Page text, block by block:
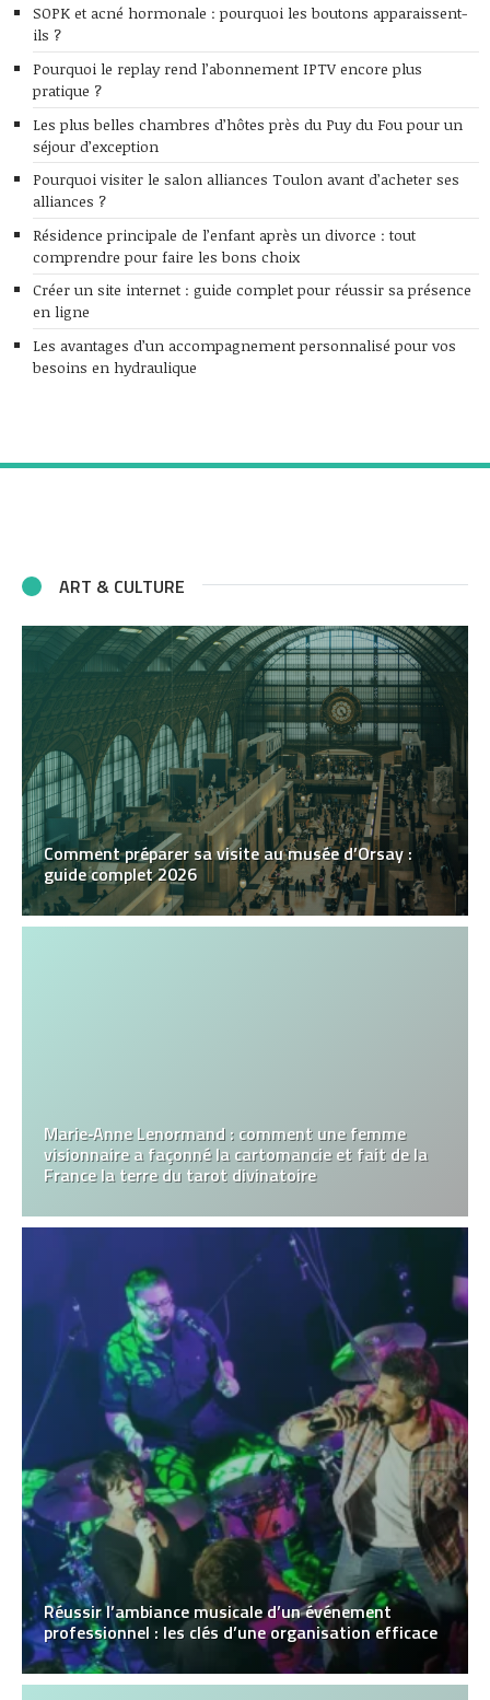
SOPK et acné hormonale : pourquoi les boutons apparaissent-
ils ?
Pourquoi le replay rend l’abonnement IPTV encore plus
pratique ?
Les plus belles chambres d’hôtes près du Puy du Fou pour un
séjour d’exception
Pourquoi visiter le salon alliances Toulon avant d’acheter ses
alliances ?
Résidence principale de l’enfant après un divorce : tout
comprendre pour faire les bons choix
Créer un site internet : guide complet pour réussir sa présence
en ligne
Les avantages d’un accompagnement personnalisé pour vos
besoins en hydraulique
ART & CULTURE
Comment préparer sa visite au musée d’Orsay :
guide complet 2026
Marie‑Anne Lenormand : comment une femme
visionnaire a façonné la cartomancie et fait de la
France la terre du tarot divinatoire
Réussir l’ambiance musicale d’un événement
professionnel : les clés d’une organisation efficace